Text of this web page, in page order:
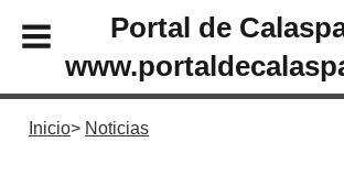
Portal de
Inicio Noticias